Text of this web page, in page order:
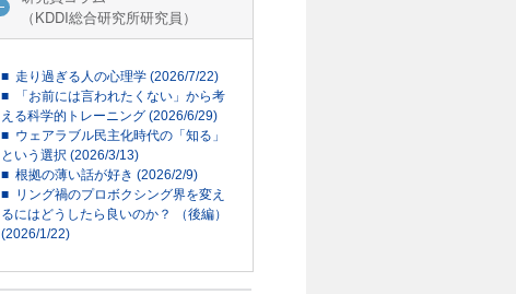
（KDDI総合研究所研究員）
■ 走り過ぎる人の心理学 (2026/7/22)
■ 「お前には言われたくない」から考
える科学的トレーニング (2026/6/29)
■ ウェアラブル民主化時代の「知る」
という選択 (2026/3/13)
■ 根拠の薄い話が好き (2026/2/9)
■ リング禍のプロボクシング界を変え
るにはどうしたら良いのか？ （後編）
(2026/1/22)